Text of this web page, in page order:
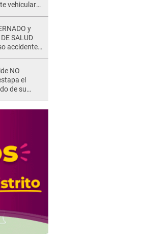
vehicular
y
SALUD
accidente
NO
el
de su